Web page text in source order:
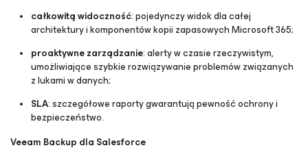
całkowitą widoczność: pojedynczy widok dla całej
architektury i komponentów kopii zapasowych Microsoft 365;
proaktywne zarządzanie: alerty w czasie rzeczywistym,
umożliwiające szybkie rozwiązywanie problemów związanych
z lukami w danych;
SLA: szczegółowe raporty gwarantują pewność ochrony i
bezpieczeństwo.
Veeam Backup dla Salesforce